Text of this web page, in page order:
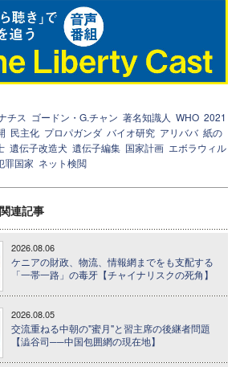
チス ゴードン・G.チャン 著名知識人 WHO 2021
民主化 プロパガンダ バイオ研究 アリババ 紙の
遺伝子改造犬 遺伝子編集 国家計画 エボラウィル
罪国家 ネット検閲
連記事
2026.08.06
ケニアの財政、物流、情報網までをも支配する
「一帯一路」の毒牙【チャイナリスクの死角】
2026.08.05
交流重ねる中朝の"蜜月"と習主席の後継者問題
【澁谷司──中国包囲網の現在地】